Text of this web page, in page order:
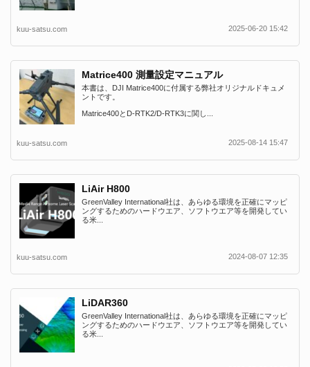
kuu-satsu.com 2025-06-20 15:42
Matrice400 測量設定マニュアル
本書は、DJI Matrice400に付属する弊社オリジナルドキュメ
ントです。
Matrice400とD-RTK2/D-RTK3に関し...
kuu-satsu.com 2025-08-14 15:47
LiAir H800
GreenValley International社は、あらゆる環境を正確にマッピ
ングするためのハードウエア、ソフトウエア等を開発してい
る米...
kuu-satsu.com 2024-08-07 12:35
LiDAR360
GreenValley International社は、あらゆる環境を正確にマッピ
ングするためのハードウエア、ソフトウエア等を開発してい
る米...